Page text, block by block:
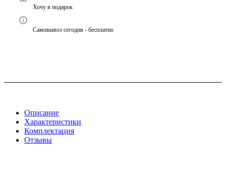
Хочу в подарок
Самовывоз сегодня - бесплатно
Описание
Характеристики
Комплектация
Отзывы